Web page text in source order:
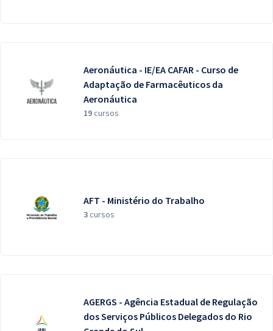
Aeronáutica - IE/EA CAFAR - Curso de
Adaptação de Farmacêuticos da
Aeronáutica
19cursos
AFT - Ministério do Trabalho
3cursos
AGERGS - Agência Estadual de Regulação
dos Serviços Públicos Delegados do Rio